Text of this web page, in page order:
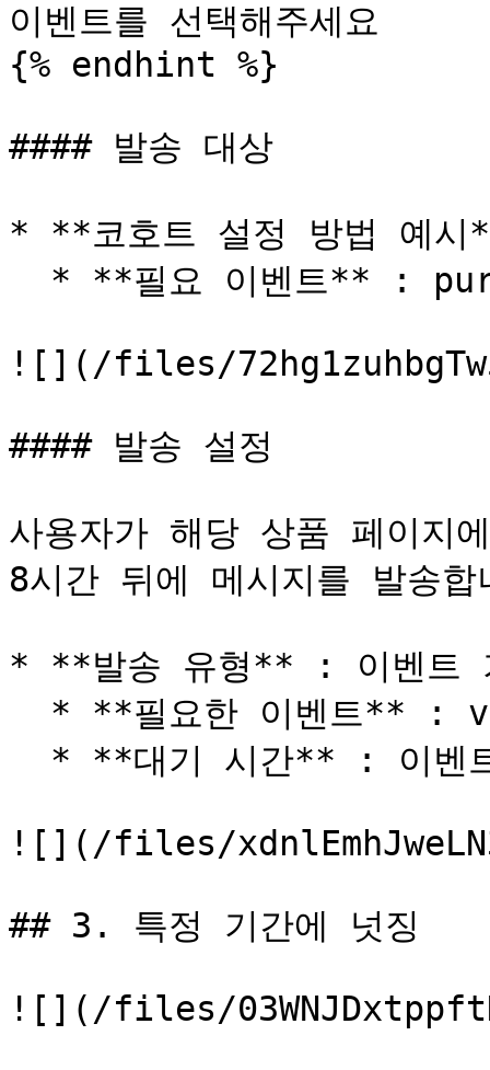
이벤트를 선택해주세요
{% endhint %}
#### 발송 대상
* **코호트 설정 방법 예
![](/files/
#### 발송 설정
사용자가 해당 상품 페이지
8시간 뒤에 메시지를 발송
* **발송 유형** : 이벤트
![](/files/
## 3. 특정 기간에 넛징
![](/files/